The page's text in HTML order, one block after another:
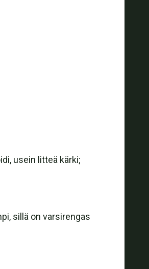
usein litteä kärki;
sillä on varsirengas